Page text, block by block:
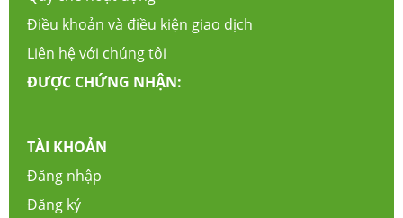
Điều khoản và điều kiện giao dịch
Liên hệ với chúng tôi
ĐƯỢC CHỨNG NHẬN:
TÀI KHOẢN
Đăng nhập
Đăng ký